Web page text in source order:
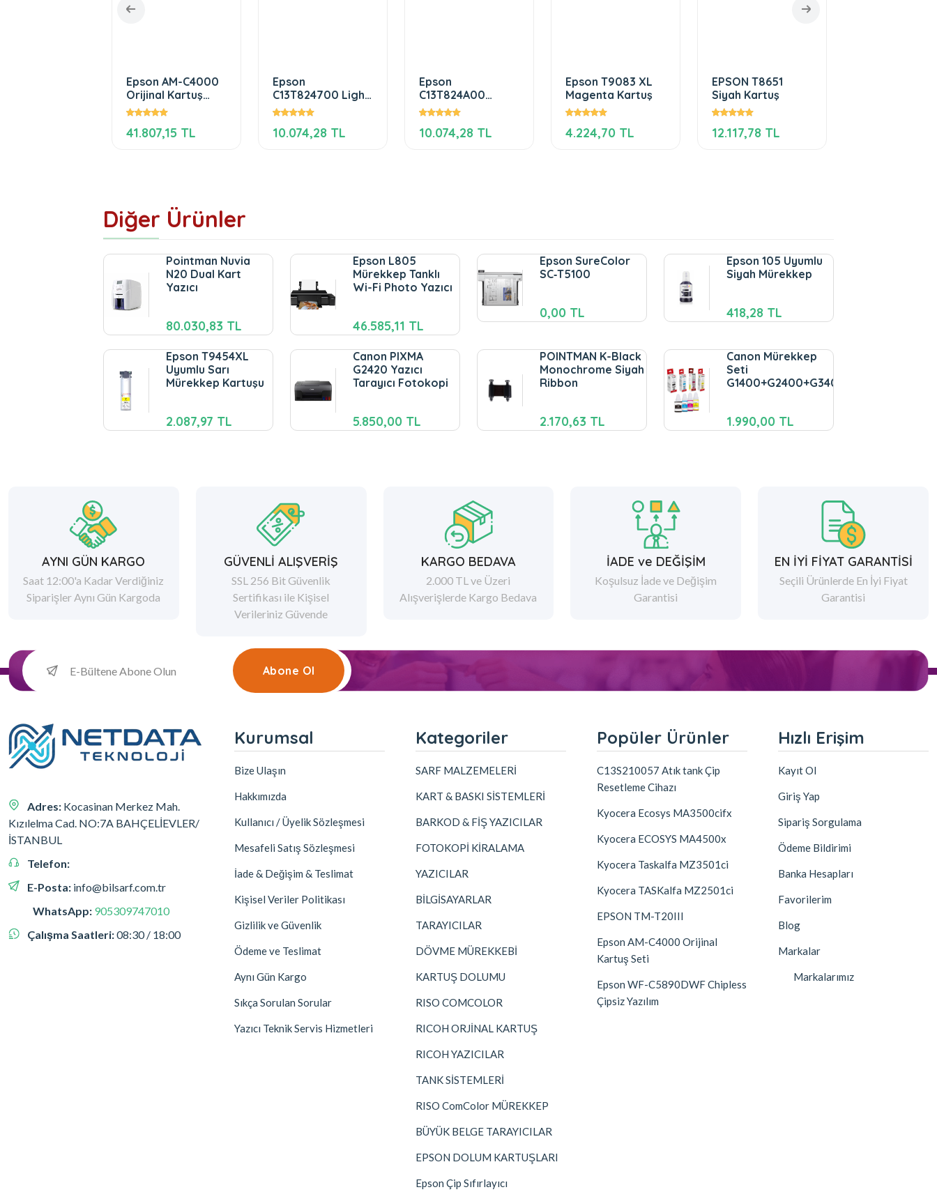
Epson AM-C4000
Orijinal Kartuş
Seti
41.807,15 TL
Epson
C13T824700 Light
Black
350ml Kartuş
10.074,28 TL
Epson
C13T824A00
Orange
350ml Kartuş
10.074,28 TL
Epson T9083 XL
Magenta Kartuş
4.224,70 TL
EPSON T8651
Siyah Kartuş
12.117,78 TL
Diğer Ürünler
Pointman Nuvia
N20 Dual Kart
Yazıcı
80.030,83 TL
Epson L805
Mürekkep Tanklı
Wi-Fi Photo Yazıcı
46.585,11 TL
Epson SureColor
SC‑T5100
0,00 TL
Epson 105 Uyumlu
Siyah Mürekkep
418,28 TL
Epson T9454XL
Uyumlu Sarı
Mürekkep Kartuşu
2.087,97 TL
Canon PIXMA
G2420 Yazıcı
Tarayıcı Fotokopi
5.850,00 TL
POINTMAN K-Black
Monochrome Siyah
Ribbon
2.170,63 TL
Canon Mürekkep
Seti
G1400+G2400+G3400+G4400
1.990,00 TL
AYNI GÜN KARGO
Saat 12:00'a Kadar Verdiğiniz
Siparişler Aynı Gün Kargoda
GÜVENLİ ALIŞVERİŞ
SSL 256 Bit Güvenlik
Sertifikası ile Kişisel
Verileriniz Güvende
KARGO BEDAVA
2.000 TL ve Üzeri
Alışverişlerde Kargo Bedava
İADE ve DEĞİŞİM
Koşulsuz İade ve Değişim
Garantisi
EN İYİ FİYAT GARANTİSİ
Seçili Ürünlerde En İyi Fiyat
Garantisi
Abone Ol
Adres: Kocasinan Merkez Mah.
Kızılelma Cad. NO:7A BAHÇELİEVLER/
İSTANBUL
Telefon:
E-Posta: info@bilsarf.com.tr
WhatsApp: 905309747010
Çalışma Saatleri:08:30 / 18:00
Kurumsal
Bize Ulaşın
Hakkımızda
Kullanıcı / Üyelik Sözleşmesi
Mesafeli Satış Sözleşmesi
İade & Değişim & Teslimat
Kişisel Veriler Politikası
Gizlilik ve Güvenlik
Ödeme ve Teslimat
Aynı Gün Kargo
Sıkça Sorulan Sorular
Yazıcı Teknik Servis Hizmetleri
Kategoriler
SARF MALZEMELERİ
KART & BASKI SİSTEMLERİ
BARKOD & FİŞ YAZICILAR
FOTOKOPİ KİRALAMA
YAZICILAR
BİLGİSAYARLAR
TARAYICILAR
DÖVME MÜREKKEBİ
KARTUŞ DOLUMU
RISO COMCOLOR
RICOH ORJİNAL KARTUŞ
RICOH YAZICILAR
TANK SİSTEMLERİ
RISO ComColor MÜREKKEP
BÜYÜK BELGE TARAYICILAR
EPSON DOLUM KARTUŞLARI
Epson Çip Sıfırlayıcı
Popüler Ürünler
C13S210057 Atık tank Çip
Resetleme Cihazı
Kyocera Ecosys MA3500cifx
Kyocera ECOSYS MA4500x
Kyocera Taskalfa MZ3501ci
Kyocera TASKalfa MZ2501ci
EPSON TM-T20III
Epson AM-C4000 Orijinal
Kartuş Seti
Epson WF-C5890DWF Chipless
Çipsiz Yazılım
Hızlı Erişim
Kayıt Ol
Giriş Yap
Sipariş Sorgulama
Ödeme Bildirimi
Banka Hesapları
Favorilerim
Blog
Markalar
Markalarımız